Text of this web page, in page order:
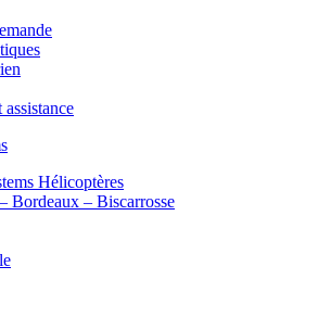
Hélicoptères
Bordeaux – Biscarrosse